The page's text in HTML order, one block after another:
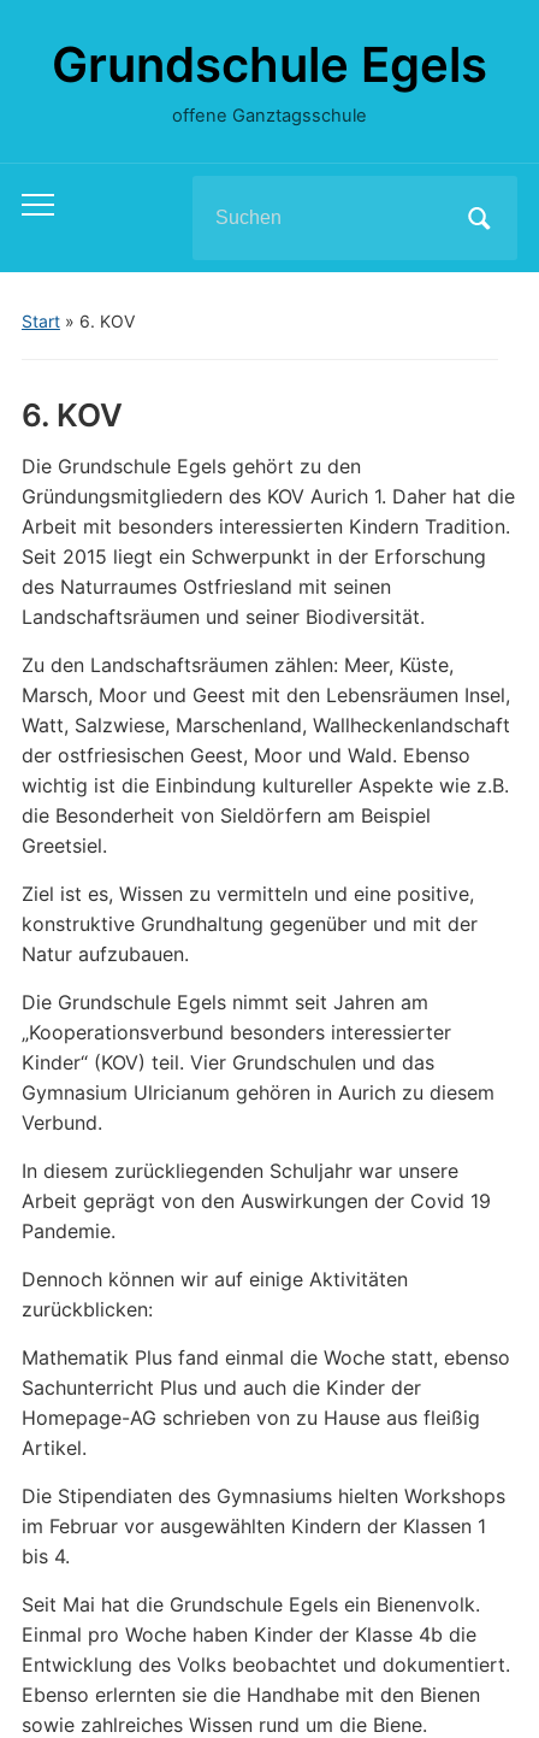
Grundschule Egels
offene Ganztagsschule
Toggle
menu
for:
Start» 6. KOV
6. KOV
Die Grundschule Egels gehört zu den
Gründungsmitgliedern des KOV Aurich 1. Daher hat die
Arbeit mit besonders interessierten Kindern Tradition.
Seit 2015 liegt ein Schwerpunkt in der Erforschung
des Naturraumes Ostfriesland mit seinen
Landschaftsräumen und seiner Biodiversität.
Zu den Landschaftsräumen zählen: Meer, Küste,
Marsch, Moor und Geest mit den Lebensräumen Insel,
Watt, Salzwiese, Marschenland, Wallheckenlandschaft
der ostfriesischen Geest, Moor und Wald. Ebenso
wichtig ist die Einbindung kultureller Aspekte wie z.B.
die Besonderheit von Sieldörfern am Beispiel
Greetsiel.
Ziel ist es, Wissen zu vermitteln und eine positive,
konstruktive Grundhaltung gegenüber und mit der
Natur aufzubauen.
Die Grundschule Egels nimmt seit Jahren am
„Kooperationsverbund besonders interessierter
Kinder“ (KOV) teil. Vier Grundschulen und das
Gymnasium Ulricianum gehören in Aurich zu diesem
Verbund.
In diesem zurückliegenden Schuljahr war unsere
Arbeit geprägt von den Auswirkungen der Covid 19
Pandemie.
Dennoch können wir auf einige Aktivitäten
zurückblicken:
Mathematik Plus fand einmal die Woche statt, ebenso
Sachunterricht Plus und auch die Kinder der
Homepage-AG schrieben von zu Hause aus fleißig
Artikel.
Die Stipendiaten des Gymnasiums hielten Workshops
im Februar vor ausgewählten Kindern der Klassen 1
bis 4.
Seit Mai hat die Grundschule Egels ein Bienenvolk.
Einmal pro Woche haben Kinder der Klasse 4b die
Entwicklung des Volks beobachtet und dokumentiert.
Ebenso erlernten sie die Handhabe mit den Bienen
sowie zahlreiches Wissen rund um die Biene.